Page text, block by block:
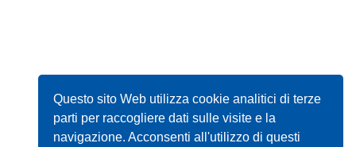
Questo sito Web utilizza cookie analitici di terze
parti per raccogliere dati sulle visite e la
navigazione. Acconsenti all'utilizzo di questi